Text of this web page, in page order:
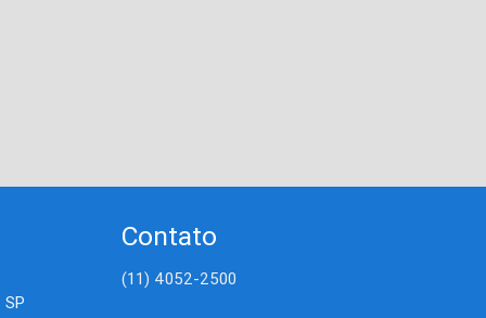
Contato
(11) 4052-2500